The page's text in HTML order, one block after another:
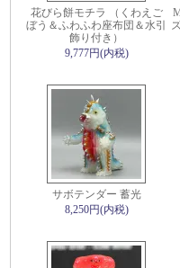
花びら餅モチラ （くわえご
ぼう＆ふわふわ座布団＆水引
飾り付き）
9,777円(内税)
サボテンダー 蓄光
8,250円(内税)